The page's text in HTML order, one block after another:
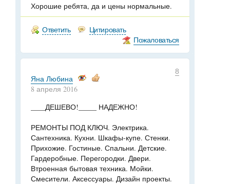
Хорошие ребята, да и цены нормальные.
Ответить
Цитировать
Пожаловаться
8
Яна Любина
8 апреля 2016
____ДЕШЕВО!_____ НАДЕЖНО!
РЕМОНТЫ ПОД КЛЮЧ. Электрика.
Сантехника. Кухни. Шкафы-купе. Стенки.
Прихожие. Гостиные. Спальни. Детские.
Гардеробные. Перегородки. Двери.
Втроенная бытовая техника. Мойки.
Смесители. Аксессуары. Дизайн проекты.